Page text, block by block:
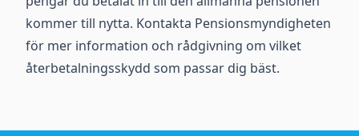
kommer till nytta. Kontakta Pensionsmyndigheten
för mer information och rådgivning om vilket
återbetalningsskydd som passar dig bäst.